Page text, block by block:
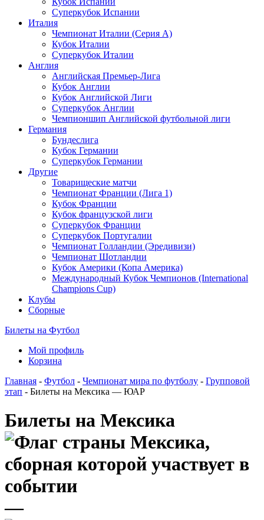
Суперкубок Испании
Италия
Чемпионат Италии (Серия А)
Кубок Италии
Суперкубок Италии
Англия
Английская Премьер-Лига
Кубок Англии
Кубок Английской Лиги
Суперкубок Англии
Чемпионшип Английской футбольной лиги
Германия
Бундеслига
Кубок Германии
Суперкубок Германии
Другие
Товарищеские матчи
Чемпионат Франции (Лига 1)
Кубок Франции
Кубок французской лиги
Суперкубок Франции
Суперкубок Португалии
Чемпионат Голландии (Эредивизи)
Чемпионат Шотландии
Кубок Америки (Копа Америка)
Международный Кубок Чемпионов (International
Champions Cup)
Клубы
Сборные
Билеты на Футбол
Мой профиль
Корзина
Главная - Футбол - Чемпионат мира по футболу - Групповой
этап - Билеты на Мексика — ЮАР
Билеты на Мексика
—